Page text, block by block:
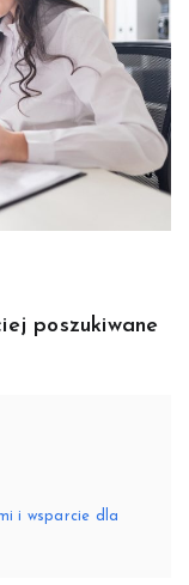
poszukiwane
i wsparcie dla